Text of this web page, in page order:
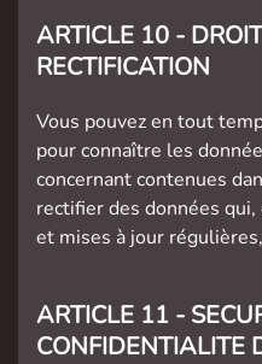
ARTICLE 10 -
RECTIFICATION
Vous pouvez en tout
pour connaître les
concernant contenues
rectifier des données
et mises à jour
ARTICLE 11 -
CONFIDENTIALITE